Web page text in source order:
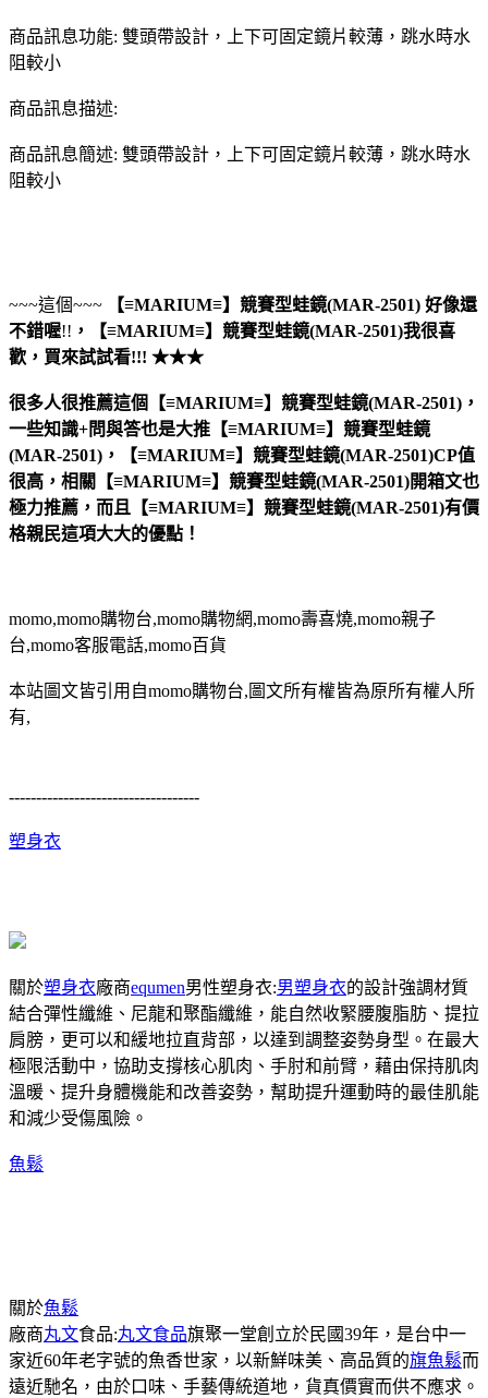
商品訊息功能: 雙頭帶設計，上下可固定鏡片較薄，跳水時水
阻較小
商品訊息描述:
商品訊息簡述: 雙頭帶設計，上下可固定鏡片較薄，跳水時水
阻較小
~~~這個~~~ 【≡MARIUM≡】競賽型蛙鏡(MAR-2501) 好像還
不錯喔!! ， 【≡MARIUM≡】競賽型蛙鏡(MAR-2501)我很喜
歡，買來試試看!!! ★★★
很多人很推薦這個【≡MARIUM≡】競賽型蛙鏡(MAR-2501)，
一些知識+問與答也是大推【≡MARIUM≡】競賽型蛙鏡
(MAR-2501)，【≡MARIUM≡】競賽型蛙鏡(MAR-2501)CP值
很高，相關【≡MARIUM≡】競賽型蛙鏡(MAR-2501)開箱文也
極力推薦，而且【≡MARIUM≡】競賽型蛙鏡(MAR-2501)有價
格親民這項大大的優點！
momo,momo購物台,momo購物網,momo壽喜燒,momo親子
台,momo客服電話,momo百貨
本站圖文皆引用自momo購物台,圖文所有權皆為原所有權人所
有,
-----------------------------------
塑身衣
關於塑身衣廠商equmen男性塑身衣:男塑身衣的設計強調材質
結合彈性纖維、尼龍和聚酯纖維，能自然收緊腰腹脂肪、提拉
肩膀，更可以和緩地拉直背部，以達到調整姿勢身型。在最大
極限活動中，協助支撐核心肌肉、手肘和前臂，藉由保持肌肉
溫暖、提升身體機能和改善姿勢，幫助提升運動時的最佳肌能
和減少受傷風險。
魚鬆
關於魚鬆
廠商丸文食品:丸文食品旗聚一堂創立於民國39年，是台中一
家近60年老字號的魚香世家，以新鮮味美、高品質的旗魚鬆而
遠近馳名，由於口味、手藝傳統道地，貨真價實而供不應求。